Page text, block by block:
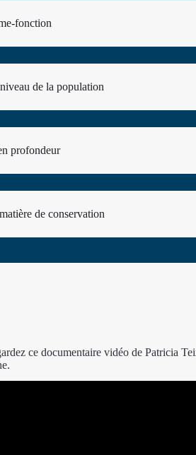
fonction
de la population
profondeur
de conservation
ce documentaire vidéo de Patricia